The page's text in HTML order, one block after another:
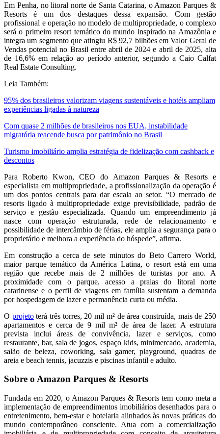
Em Penha, no litoral norte de Santa Catarina, o Amazon Parques &
Resorts é um dos destaques dessa expansão. Com gestão
profissional e operação no modelo de multipropriedade, o complexo
será o primeiro resort temático do mundo inspirado na Amazônia e
integra um segmento que atingiu R$ 92,7 bilhões em Valor Geral de
Vendas potencial no Brasil entre abril de 2024 e abril de 2025, alta
de 16,6% em relação ao período anterior, segundo a Caio Calfat
Real Estate Consulting.
Leia Também:
95% dos brasileiros valorizam viagens sustentáveis e hotéis ampliam
experiências ligadas à natureza
Com quase 2 milhões de brasileiros nos EUA, instabilidade
migratória reacende busca por patrimônio no Brasil
Turismo imobiliário amplia estratégia de fidelização com cashback e
descontos
Para Roberto Kwon, CEO do Amazon Parques & Resorts e
especialista em multipropriedade, a profissionalização da operação é
um dos pontos centrais para dar escala ao setor. “O mercado de
resorts ligado à multipropriedade exige previsibilidade, padrão de
serviço e gestão especializada. Quando um empreendimento já
nasce com operação estruturada, rede de relacionamento e
possibilidade de intercâmbio de férias, ele amplia a segurança para o
proprietário e melhora a experiência do hóspede”, afirma.
Em construção a cerca de sete minutos do Beto Carrero World,
maior parque temático da América Latina, o resort está em uma
região que recebe mais de 2 milhões de turistas por ano. A
proximidade com o parque, acesso a praias do litoral norte
catarinense e o perfil de viagens em família sustentam a demanda
por hospedagem de lazer e permanência curta ou média.
O projetoterá três torres, 20 mil m² de área construída, mais de 250
apartamentos e cerca de 9 mil m² de área de lazer. A estrutura
prevista inclui áreas de convivência, lazer e serviços, como
restaurante, bar, sala de jogos, espaço kids, minimercado, academia,
salão de beleza, coworking, sala gamer, playground, quadras de
areia e beach tennis, jacuzzis e piscinas infantil e adulto.
Sobre o Amazon Parques & Resorts
Fundada em 2020, o Amazon Parques & Resorts tem como meta a
implementação de empreendimentos imobiliários desenhados para o
entretenimento, bem-estar e hotelaria alinhados às novas práticas do
mundo contemporâneo consciente. Atua com a comercialização